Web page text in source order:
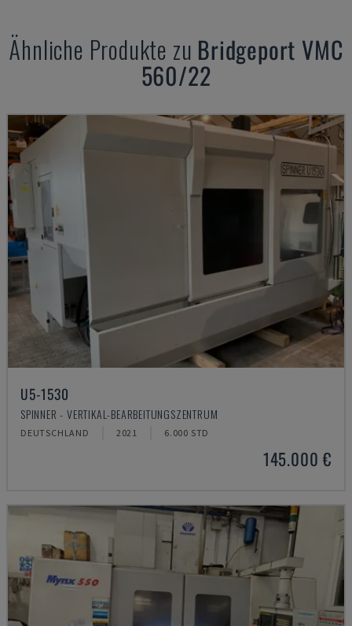
Ähnliche Produkte zu Bridgeport VMC
560/22
U5-1530
SPINNER - VERTIKAL-BEARBEITUNGSZENTRUM
DEUTSCHLAND 2021 6.000 STD
145.000 €